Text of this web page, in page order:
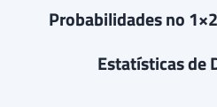
Probabilidades no
Estatísticas de